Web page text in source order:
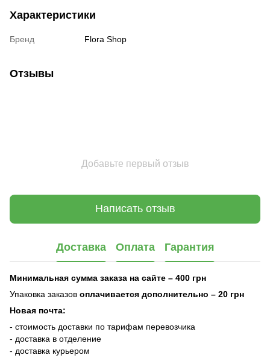
Характеристики
Бренд Flora Shop
Отзывы
Добавьте первый отзыв
Написать отзыв
Доставка Оплата Гарантия
Минимальная сумма заказа на сайте – 400 грн
Упаковка заказов оплачивается дополнительно – 20 грн
Новая почта:
- стоимость доставки по тарифам перевозчика
- доставка в отделение
- доставка курьером